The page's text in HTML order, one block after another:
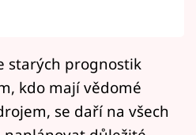
Vary
starých prognostik
kdo mají vědomé
se daří na všech